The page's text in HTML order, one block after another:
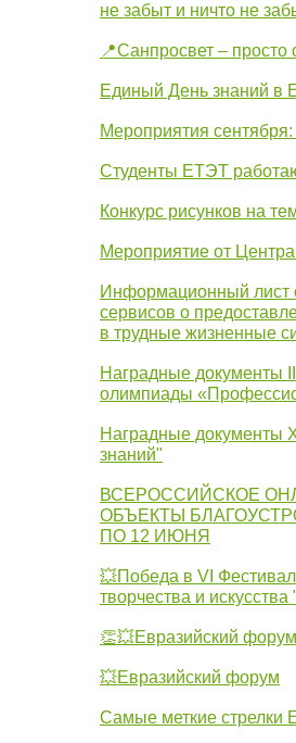
не забыт и ничто не
📍Санпросвет –
Единый День знаний в
Мероприятия
Студенты ЕТЭТ
Конкурс рисунков на
Мероприятие от
Информационный лист
сервисов о
в трудные жизненные
Наградные документы
олимпиады
Наградные документы
знаний"
ВСЕРОССИЙСКОЕ
ОБЪЕКТЫ
ПО 12 ИЮНЯ
💥Победа в VI
творчества и
👏💥Евразийский форум
💥Евразийский форум
Самые меткие стрелки